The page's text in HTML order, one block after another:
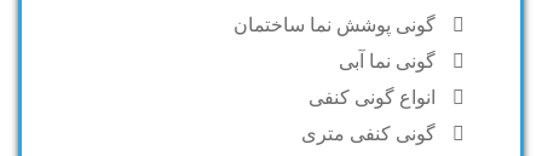
گونی پوشش نما ساختمان
گونی نما آبی
انواع گونی کنفی
گونی کنفی متری